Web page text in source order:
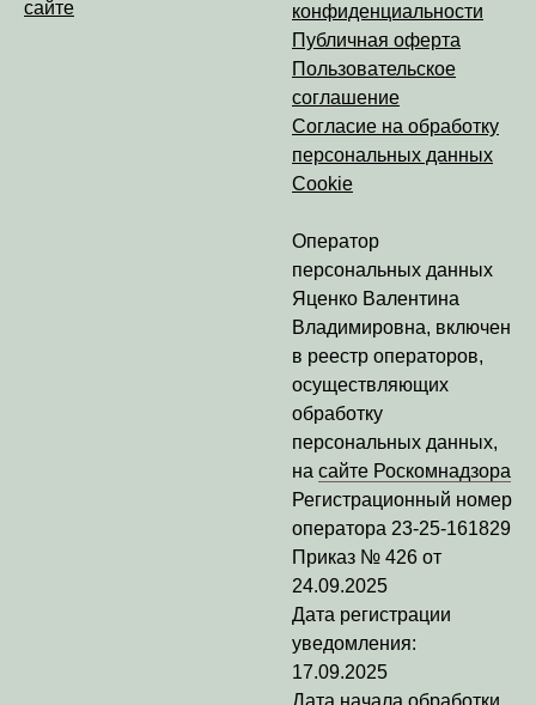
сайте
конфиденциальности
Публичная оферта
Пользовательское
соглашение
Согласие на обработку
персональных данных
Cookie
Оператор
персональных данных
Яценко Валентина
Владимировна, включен
в реестр операторов,
осуществляющих
обработку
персональных данных,
на сайте Роскомнадзора
Регистрационный номер
оператора 23-25-161829
Приказ № 426 от
24.09.2025
Дата регистрации
уведомления:
17.09.2025